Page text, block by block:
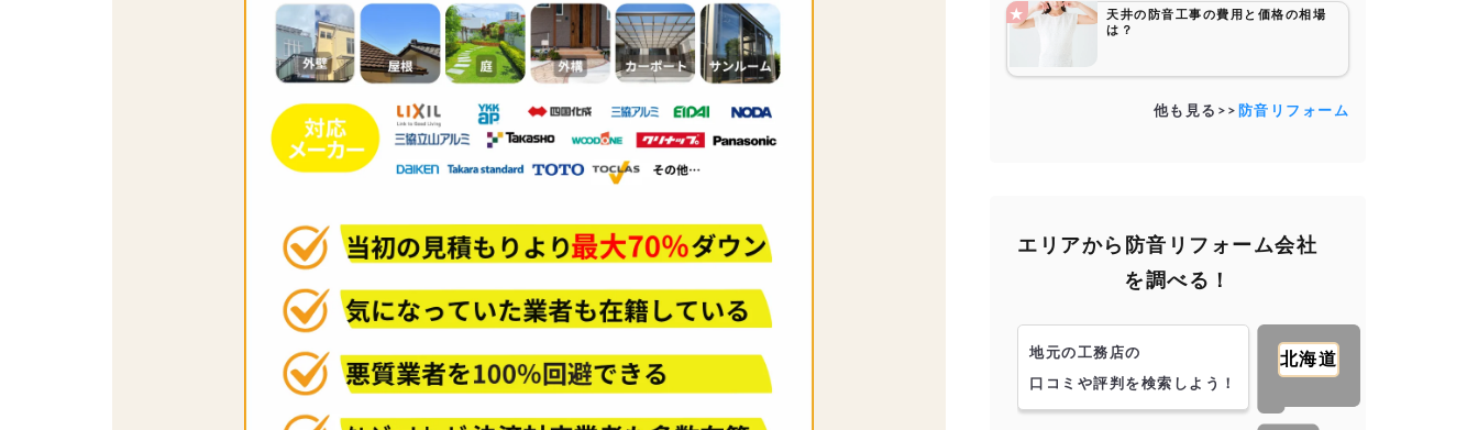
天井の防音工事の費用と価格の相場
は？
他も見る>> 防音リフォーム
エリアから防音リフォーム会社
を調べる！
北海道
地元の工務店の
口コミや評判を検索しよう！